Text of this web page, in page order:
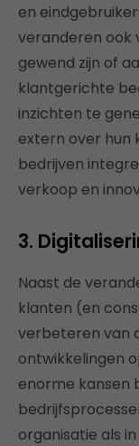
en
veranderen ook
gewend zijn of
klantgerichte
inzichten te
extern over hun
bedrijven
verkoop en
3.
Naast de
klanten (en
verbeteren van
ontwikkelingen
enorme kansen
organisatie als